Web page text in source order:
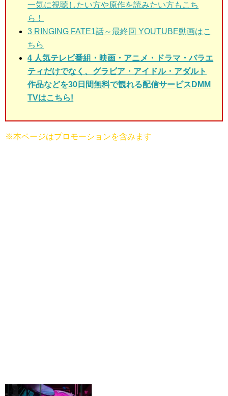
一気に視聴したい方や原作を読みたい方もこち
ら！
3 RINGING FATE1話～最終回 YOUTUBE動画はこ
ちら
4 人気テレビ番組・映画・アニメ・ドラマ・バラエ
ティだけでなく、グラビア・アイドル・アダルト
作品などを30日間無料で観れる配信サービスDMM
TVはこちら!
※本ページはプロモーションを含みます